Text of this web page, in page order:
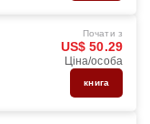
Почати з
US$ 50.29
Ціна/особа
книга